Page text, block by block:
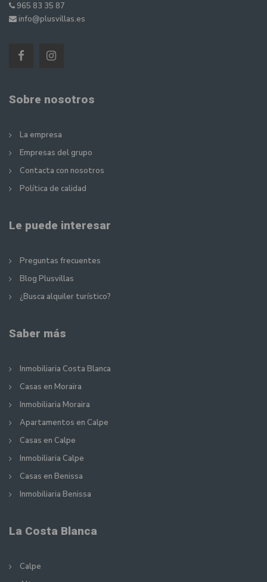
965 83 35 87
info@plusvillas.es
Sobre nosotros
La empresa
Empresas del grupo
Contacta con nosotros
Política de calidad
Le puede interesar
Preguntas frecuentes
Blog Plusvillas
¿Busca alquiler turístico?
Saber más
Inmobiliaria Costa Blanca
Casas en Moraira
Inmobiliaria Moraira
Apartamentos en Calpe
Casas en Calpe
Inmobiliaria Calpe
Casas en Benissa
Inmobiliaria Benissa
La Costa Blanca
Calpe